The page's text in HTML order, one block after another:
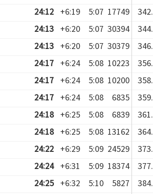
24:12 +6:19 5:07 17749
342.
24:13 +6:20 5:07 30394
344.
24:13 +6:20 5:07 30379
346.
24:17 +6:24 5:08 10223
356.
24:17 +6:24 5:08 10200
358.
24:17 +6:24 5:08 6835
359.
24:18 +6:25 5:08 6839
361.
24:18 +6:25 5:08 13162
364.
24:22 +6:29 5:09 24529
373.
24:24 +6:31 5:09 18374
377.
24:25 +6:32 5:10 5827
384.